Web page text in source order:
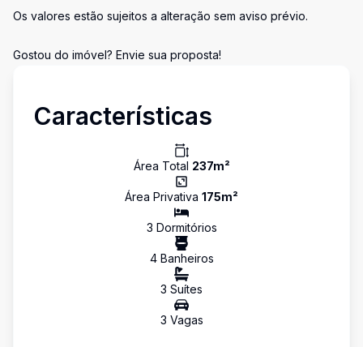
Os valores estão sujeitos a alteração sem aviso prévio.
Gostou do imóvel? Envie sua proposta!
Características
Área Total 237m²
Área Privativa 175m²
3 Dormitórios
4Banheiros
3 Suítes
3 Vagas